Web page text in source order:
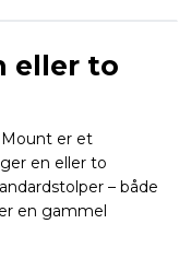
eller to
er et
en eller to
– både
en gammel